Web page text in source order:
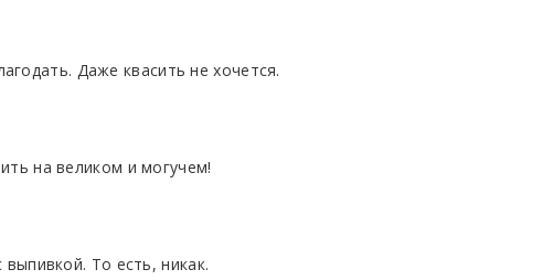
Даже квасить не хочется.
на великом и могучем!
То есть, никак.